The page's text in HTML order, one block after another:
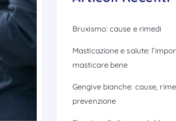
Bruxismo: cause e rimedi
Masticazione e salute:
masticare bene
Gengive bianche: cause,
prevenzione